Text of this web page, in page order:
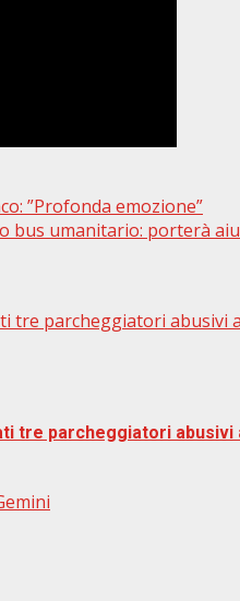
”Profonda emozione”
bus umanitario: porterà
tre parcheggiatori abusivi
tre parcheggiatori abusivi